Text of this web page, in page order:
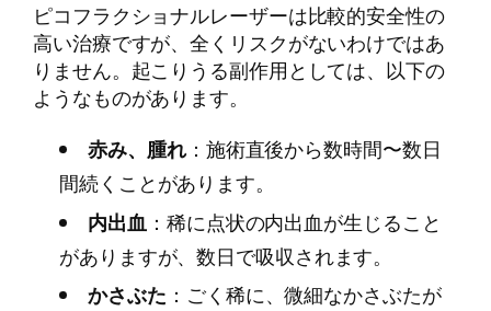
ピコフラクショナルレーザーは比較的安全性の
高い治療ですが、全くリスクがないわけではあ
りません。起こりうる副作用としては、以下の
ようなものがあります。
赤み、腫れ：施術直後から数時間〜数日
間続くことがあります。
内出血 ：稀に点状の内出血が生じること
がありますが、数日で吸収されます。
かさぶた ：ごく稀に、微細なかさぶたが